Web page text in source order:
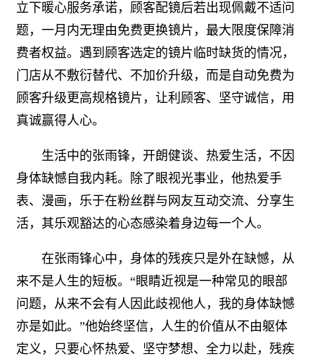
立下暖心服务承诺，顾客配镜后若出现佩戴不适问
题，一月内无理由免费更换镜片，最大限度保障消
费者权益。遇到顾客选定的镜片临时缺货的情况，
门店从不敷衍替代、不加价升级，而是自动免费为
顾客升级更高规格镜片，让利顾客、坚守诚信，用
真诚赢得人心。
生活中的张雨锋，开朗健谈、热爱生活，不因
身体缺憾自我内耗。除了眼视光事业，他热爱手
表、漫画，乐于在粉丝群与网友互动交流、分享生
活，其乐观豁达的心态感染着身边每一个人。
在张雨锋心中，身体的残疾只是外在缺憾，从
来不是人生的短板。“眼睛近视是一种常见的眼部
问题，从来不会有人因此歧视他人，我的身体缺憾
亦是如此。”他始终坚信，人生的价值从不由躯体
定义，只要心怀热爱、坚守梦想、全力以赴，残疾